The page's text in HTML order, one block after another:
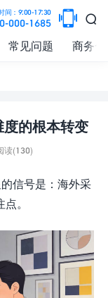

间：9:00-17:30
000-1685 
常见问题 商务
的根本转变
读(130)
信号是：海外采
。